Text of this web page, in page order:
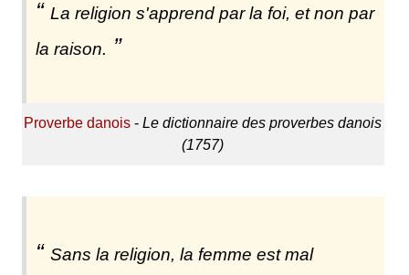
La religion s'apprend par la foi, et non par
la raison.
Proverbe danois -Le dictionnaire des proverbes danois
(1757)
Sans la religion, la femme est mal